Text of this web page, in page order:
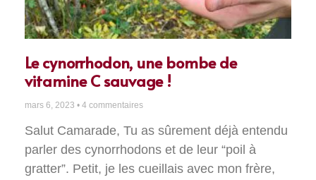
Le cynorrhodon, une bombe de
vitamine C sauvage !
mars 6, 2023 4 commentaires
Salut Camarade, Tu as sûrement déjà entendu
parler des cynorrhodons et de leur “poil à
gratter”. Petit, je les cueillais avec mon frère,